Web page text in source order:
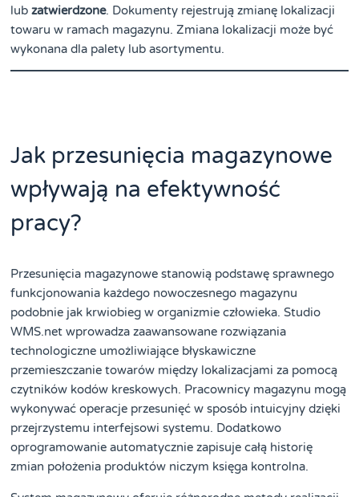
lubzatwierdzone. Dokumenty rejestrują zmianę lokalizacji
towaru w ramach magazynu. Zmiana lokalizacji może być
wykonana dla palety lub asortymentu.
Jak przesunięcia magazynowe
wpływają na efektywność
pracy?
Przesunięcia magazynowe stanowią podstawę sprawnego
funkcjonowania każdego nowoczesnego magazynu
podobnie jak krwiobieg w organizmie człowieka. Studio
WMS.net wprowadza zaawansowane rozwiązania
technologiczne umożliwiające błyskawiczne
przemieszczanie towarów między lokalizacjami za pomocą
czytników kodów kreskowych. Pracownicy magazynu mogą
wykonywać operacje przesunięć w sposób intuicyjny dzięki
przejrzystemu interfejsowi systemu. Dodatkowo
oprogramowanie automatycznie zapisuje całą historię
zmian położenia produktów niczym księga kontrolna.